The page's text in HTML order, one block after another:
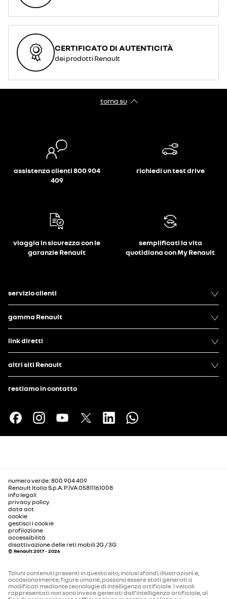
CERTIFICATO DI AUTENTICITÀ
dei prodotti Renault
torna su
assistenza clienti 800 904
409
richiedi un test drive
viaggia in sicurezza con le
garanzie Renault
semplificati la vita
quotidiana con My Renault
servizio clienti
gamma Renault
link diretti
altri siti Renault
restiamo in contatto
numero verde: 800 904 409
Renault Italia S.p.A. P.IVA 05811161008
info legali
privacy policy
data act
cookie
gestisci i cookie
profilazione
accessibilità
disattivazione delle reti mobili 2G / 3G
© Renault 2017 - 2026
Taluni contenuti presenti in questo sito, inclusi sfondi, illustrazioni e,
occasionalmente, figure umane, possono essere stati generati o
modificati mediante tecnologie di intelligenza artificiale. I veicoli
rappresentati non sono invece generati dall’intelligenza artificiale, al